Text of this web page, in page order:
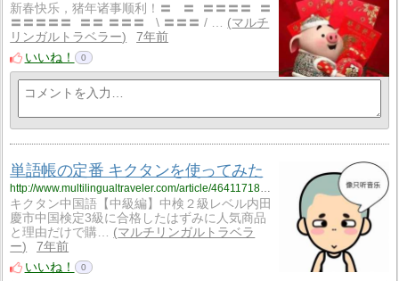
新春快乐，猪年诸事顺利！〓 〓 〓〓〓〓 〓
〓〓〓〓〓 〓〓 〓〓〓 \ 〓〓〓 / …
マルチ
リンガルトラベラー
7年前
いいね！
0
単語帳の定番 キクタンを使ってみた
http://www.multilingualtraveler.com/article/464117183.html
キクタン中国語【中級編】中検２級レベル内田
慶市中国検定3級に合格したはずみに人気商品
と理由だけで購…
マルチリンガルトラベラ
ー
7年前
いいね！
0